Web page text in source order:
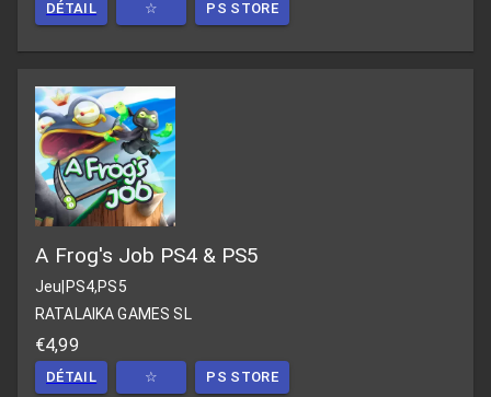
DÉTAIL ☆ PS STORE
A Frog's Job PS4 & PS5
Jeu PS4,PS5
RATALAIKA GAMES SL
€4,99
DÉTAIL ☆ PS STORE